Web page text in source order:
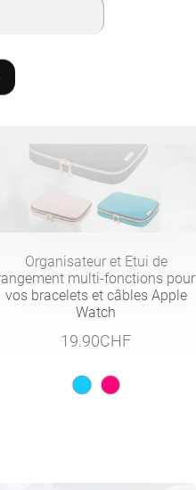
Organisateur et Etui de
multi-fonctions pour
vos bracelets et câbles Apple
Watch
19.90CHF